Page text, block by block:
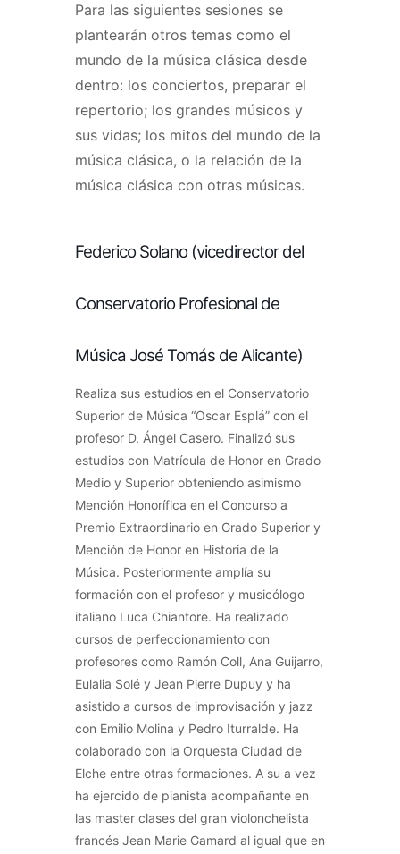
Para las siguientes sesiones se
plantearán otros temas como el
mundo de la música clásica desde
dentro: los conciertos, preparar el
repertorio; los grandes músicos y
sus vidas; los mitos del mundo de la
música clásica, o la relación de la
música clásica con otras músicas.
Federico Solano (vicedirector del
Conservatorio Profesional de
Música José Tomás de Alicante)
Realiza sus estudios en el Conservatorio
Superior de Música “Oscar Esplá” con el
profesor D. Ángel Casero. Finalizó sus
estudios con Matrícula de Honor en Grado
Medio y Superior obteniendo asimismo
Mención Honorífica en el Concurso a
Premio Extraordinario en Grado Superior y
Mención de Honor en Historia de la
Música. Posteriormente amplía su
formación con el profesor y musicólogo
italiano Luca Chiantore. Ha realizado
cursos de perfeccionamiento con
profesores como Ramón Coll, Ana Guijarro,
Eulalia Solé y Jean Pierre Dupuy y ha
asistido a cursos de improvisación y jazz
con Emilio Molina y Pedro Iturralde. Ha
colaborado con la Orquesta Ciudad de
Elche entre otras formaciones. A su a vez
ha ejercido de pianista acompañante en
las master clases del gran violonchelista
francés Jean Marie Gamard al igual que en